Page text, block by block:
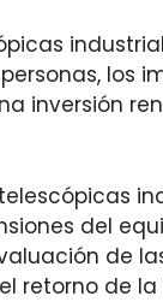
los
inversión
del
de
retorno de la